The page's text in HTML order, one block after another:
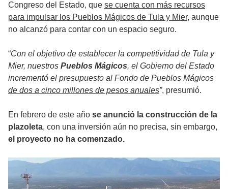
Congreso del Estado, que se cuenta con más recursos
para impulsar los Pueblos Mágicos de Tula y Mier, aunque
no alcanzó para contar con un espacio seguro.
“Con el objetivo de establecer la competitividad de Tula y
Mier, nuestros Pueblos Mágicos, el Gobierno del Estado
incrementó el presupuesto al Fondo de Pueblos Mágicos
de dos a cinco millones de pesos anuales”, presumió.
En febrero de este año se anunció la construcción de la
plazoleta, con una inversión aún no precisa, sin embargo,
el proyecto no ha comenzado.